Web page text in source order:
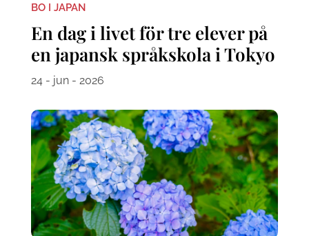
BO I JAPAN
En dag i livet för tre elever på
en japansk språkskola i Tokyo
24 - jun - 2026